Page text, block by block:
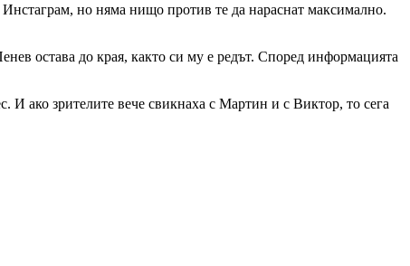
но няма нищо против те да нараснат максимално.
остава до края, както си му е редът. Според информацията
И ако зрителите вече свикнаха с Мартин и с Виктор, то сега